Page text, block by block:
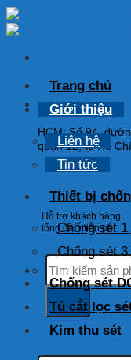
Skip
to
HOTLINE:
HCM: Số 94,
quận 12, tp Hồ
Hỗ trợ khách hàng
tổng đài miễn phí
Tìm
kiếm:
Trang chủ
Giới thiệu
Liên hệ
Tin tức
Thiết bị
Chống sét 1
Chống sét 3
Chống sét
Tủ cắt lọc
Kim thu sét